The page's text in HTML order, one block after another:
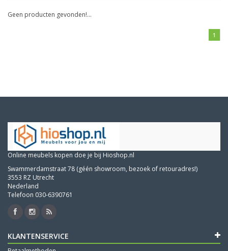
Geen producten gevonden!...
1
Online meubels kopen doe je bij Hioshop.nl
Swammerdamstraat 78 (géén showroom, bezoek of retouradres!)
3553 RZ Utrecht
Nederland
Telefoon 030-6390761
KLANTENSERVICE